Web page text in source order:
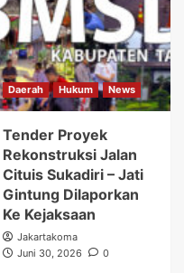
Daerah Hukum News
Tender Proyek
Rekonstruksi Jalan
Cituis Sukadiri – Jati
Gintung Dilaporkan
Ke Kejaksaan
Jakartakoma
Juni 30, 2026
0